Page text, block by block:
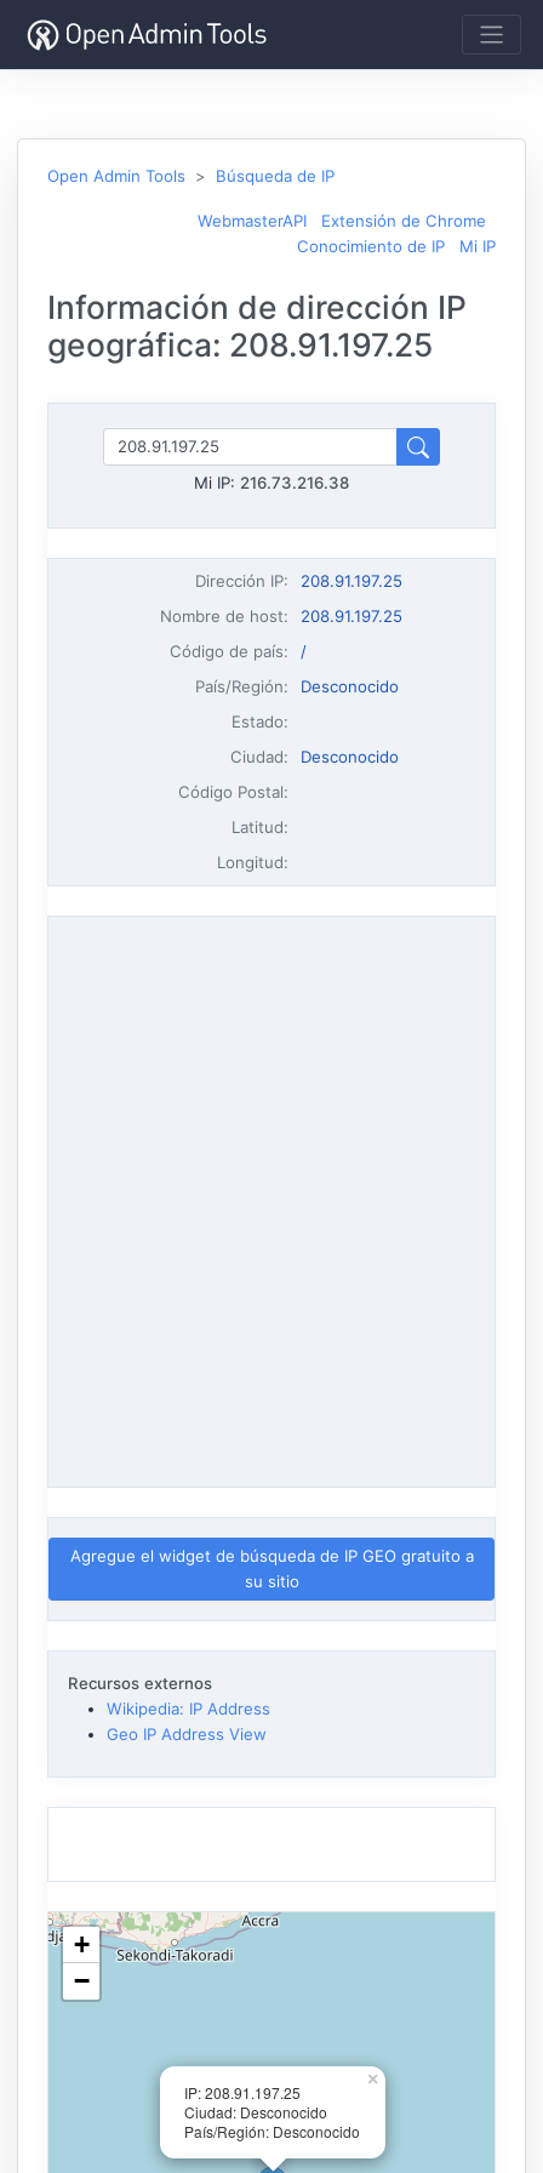
Open Admin Tools Búsqueda de IP
WebmasterAPI
Extensión de Chrome
Conocimiento de IP
Mi IP
Información de dirección IP
geográfica: 208.91.197.25
Mi IP: 216.73.216.38
Dirección IP:
208.91.197.25
Nombre de host:
208.91.197.25
Código de país:
/
País/Región:
Desconocido
Estado:
Ciudad:
Desconocido
Código Postal:
Latitud:
Longitud:
Agregue el widget de búsqueda de IP GEO gratuito a
su sitio
Recursos externos
Wikipedia: IP Address
Geo IP Address View
IP: 208.91.197.25
Ciudad: Desconocido
País/Región: Desconocido
×
+
−